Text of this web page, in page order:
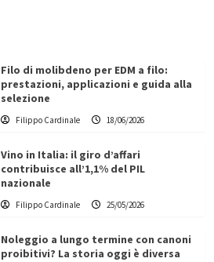
Filo di molibdeno per EDM a filo:
prestazioni, applicazioni e guida alla
selezione
Filippo Cardinale 18/06/2026
Vino in Italia: il giro d’affari
contribuisce all’1,1% del PIL
nazionale
Filippo Cardinale 25/05/2026
Noleggio a lungo termine con canoni
proibitivi? La storia oggi è diversa